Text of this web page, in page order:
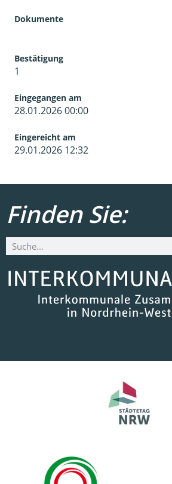
Dokumente
Bestätigung
1
Eingegangen am
28.01.2026 00:00
Eingereicht am
29.01.2026 12:32
Finden Sie: